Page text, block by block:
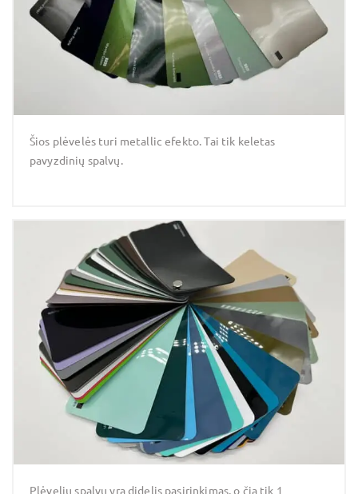
Šios plėvelės turi metallic efekto. Tai tik keletas
pavyzdinių spalvų.
Plėvelių spalvų yra didelis pasirinkimas, o čia tik 1